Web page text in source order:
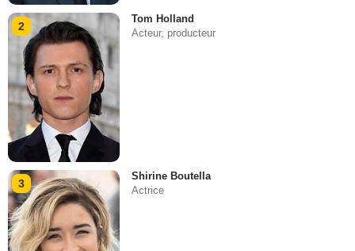
2
Tom Holland
Acteur, producteur
3
Shirine Boutella
Actrice